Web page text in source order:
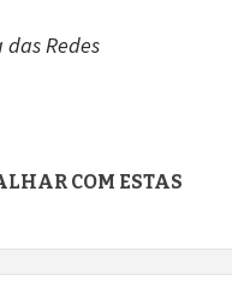
Redes
COM ESTAS